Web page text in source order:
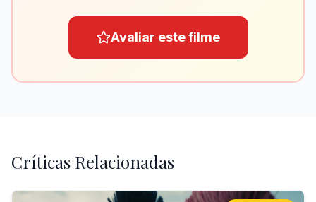
Avaliar este filme
Críticas Relacionadas